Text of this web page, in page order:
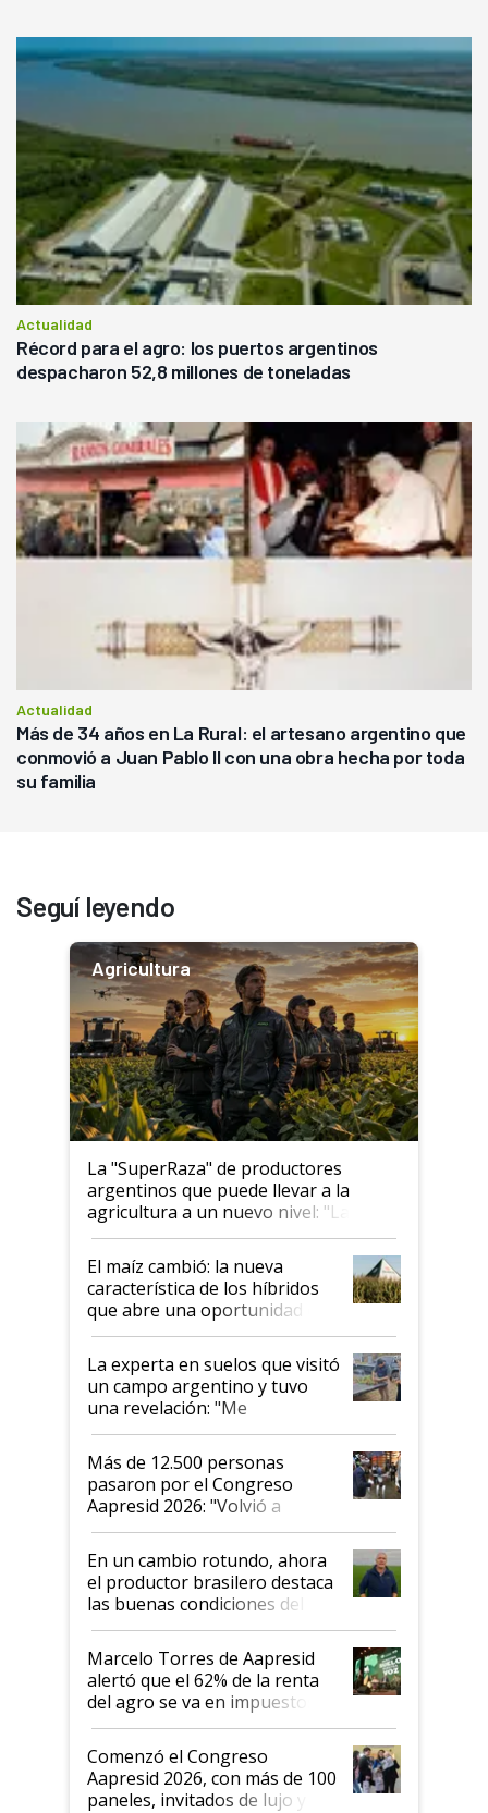
Actualidad
Récord para el agro: los puertos argentinos
despacharon 52,8 millones de toneladas
Actualidad
Más de 34 años en La Rural: el artesano argentino que
conmovió a Juan Pablo II con una obra hecha por toda
su familia
Seguí leyendo
Agricultura
La "SuperRaza" de productores
argentinos que puede llevar a la
agricultura a un nuevo nivel: "Las
posibilidades de crecimiento son
infinitas"
El maíz cambió: la nueva
característica de los híbridos
que abre una oportunidad en
el lote
La experta en suelos que visitó
un campo argentino y tuvo
una revelación: "Me
impresionó mucho"
Más de 12.500 personas
pasaron por el Congreso
Aapresid 2026: "Volvió a
demostrar que hablar del
suelo es hablar de todo el
sistema productivo"
En un cambio rotundo, ahora
el productor brasilero destaca
las buenas condiciones del
agro argentino para invertir:
"Los veo más motivados"
Marcelo Torres de Aapresid
alertó que el 62% de la renta
del agro se va en impuestos:
"No es bueno que en
Argentina se sigan discutiendo
las mismas cosas de hace 50
años"
Comenzó el Congreso
Aapresid 2026, con más de 100
paneles, invitados de lujo y